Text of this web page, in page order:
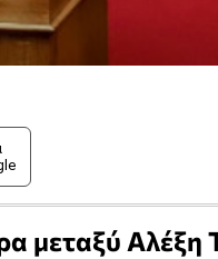
μεταξύ Αλέξη